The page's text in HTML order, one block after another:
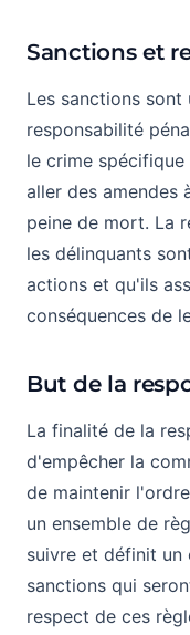
Sanctions et
Les sanctions sont
responsabilité
le crime
aller des amendes
peine de mort. La
les délinquants
actions et qu'ils
conséquences de
But de la
La finalité de la
d'empêcher la
de maintenir
un ensemble de
suivre et définit un
sanctions qui
respect de ces